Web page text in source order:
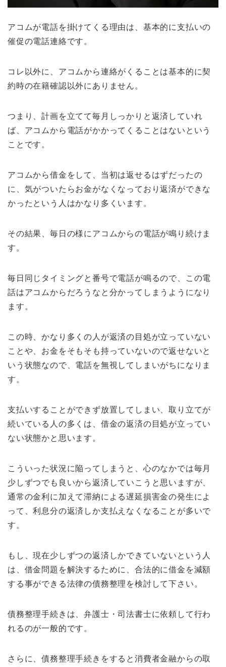
アコムが電話を掛けてくる理由は、基本的に支払いの
催促の電話連絡です。
コレ以外に、アコムから連絡がくることは基本的に契
約時の在籍確認以外にありません。
つまり、計画を立てて毎月しっかりと返済していれ
ば、アコムから電話がかかってくることはないという
ことです。
アコムから借金をして、当初は返せるはずだったの
に、気がついたらお金がなくなっており返済ができな
かったという人はかなり多くいます。
その結果、毎日の様にアコムからの電話が鳴り続けま
す。
毎日同じタイミングと番号で電話が鳴るので、この電
話はアコムからだろうなと分かってしまうようになり
ます。
この時、かなり多くの人が返済の目処が立っていない
ことや、お金をそもそも持っていないので返せないと
いう状態なので、電話を無視してしまいがちになりま
す。
支払いすることができず放置してしまい、取り立てが
続いている人の多くは、借金の返済の目処が立ってい
ない状態かと思います。
こういった状況に陥ってしまうと、心のなかでは毎月
少しずつでも良いから返済していこうと思いますが、
通常の金利に加えて滞納による遅延損害金の発生によ
って、利息分の返済しか支払えなくなることが多いで
す。
もし、現在少しずつの返済しかできていないという人
は、借金問題を解決するために、合法的に借金を減額
する事ができる法律の債務整理を検討して下さい。
債務整理手続きは、弁護士・司法書士に依頼して行わ
れるのが一般的です。
さらに、債務整理手続きをすると消費者金融からの取